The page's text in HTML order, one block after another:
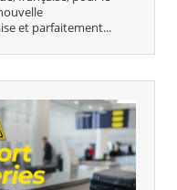
et parfaitement...